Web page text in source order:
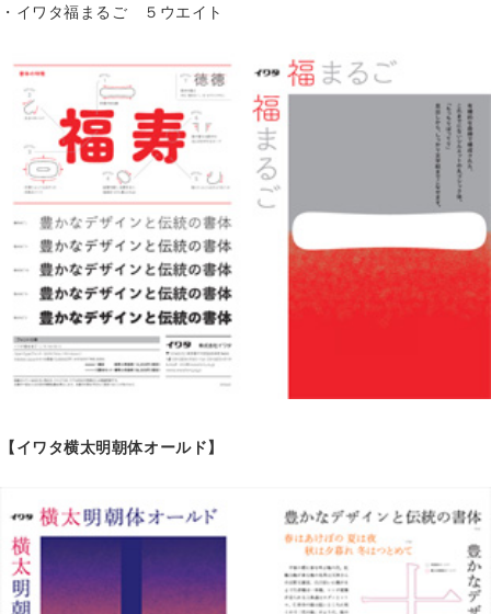
・イワタ福まるご ５ウエイト
【イワタ横太明朝体オールド】